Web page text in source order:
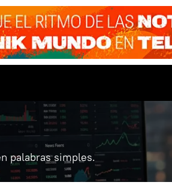
palabras simples.